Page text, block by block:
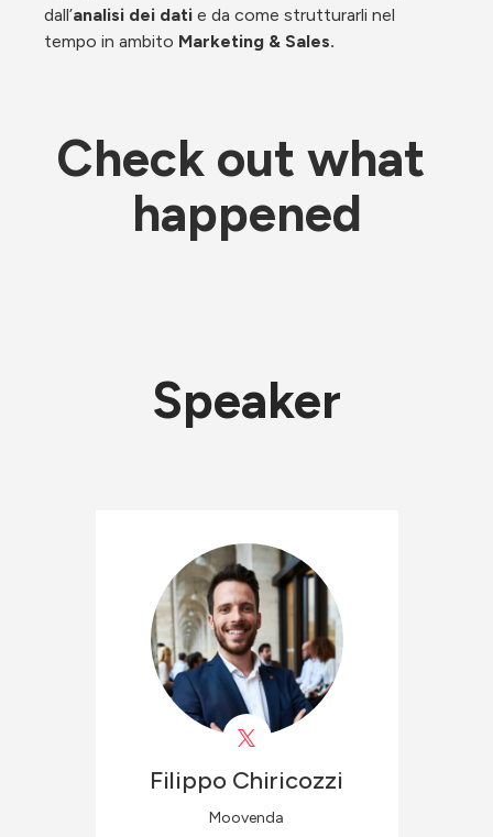
dall’analisi dei dati e da come strutturarli nel
tempo in ambito Marketing & Sales.
Check out what
happened
Speaker
Filippo Chiricozzi
Moovenda